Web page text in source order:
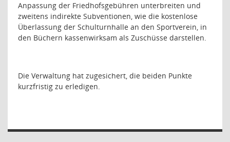
Anpassung der Friedhofsgebühren unterbreiten und
zweitens indirekte Subventionen, wie die kostenlose
Überlassung der Schulturnhalle an den Sportverein, in
den Büchern kassenwirksam als Zuschüsse darstellen.
Die Verwaltung hat zugesichert, die beiden Punkte
kurzfristig zu erledigen.